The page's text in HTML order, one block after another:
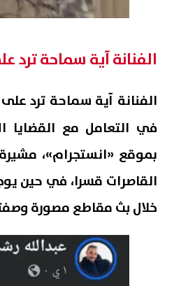
الفنانة آية سماحة ترد
الفنانة آية سماحة ترد على
في التعامل مع القضايا
بموقع «انستجرام»،
القاصرات قسرا، في حين
خلال بث مقاطع مصورة